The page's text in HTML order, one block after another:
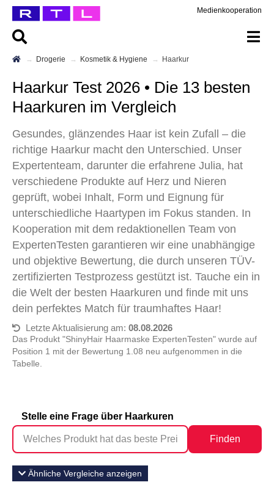
Medienkooperation
Drogerie Kosmetik & Hygiene Haarkur
Haarkur Test 2026 • Die 13 besten
Haarkuren im Vergleich
Gesundes, glänzendes Haar ist kein Zufall – die
richtige Haarkur macht den Unterschied. Unser
Expertenteam, darunter die erfahrene Julia, hat
verschiedene Produkte auf Herz und Nieren
geprüft, wobei Inhalt, Form und Eignung für
unterschiedliche Haartypen im Fokus standen. In
Kooperation mit dem redaktionellen Team von
ExpertenTesten garantieren wir eine unabhängige
und objektive Bewertung, die durch unseren TÜV-
zertifizierten Testprozess gestützt ist. Tauche ein in
die Welt der besten Haarkuren und finde mit uns
dein perfektes Match für traumhaftes Haar!
Letzte Aktualisierung am: 08.08.2026
Das Produkt "ShinyHair Haarmaske ExpertenTesten" wurde auf
Position 1 mit der Bewertung 1.08 neu aufgenommen in die
Tabelle.
Stelle eine Frage über Haarkuren
Finden
Ähnliche Vergleiche anzeigen